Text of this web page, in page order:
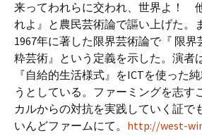
来ってわれらに交われ、世界よ！
れよ』と農民芸術論で謳い上げた。
1967年に著した限界芸術論で『 限
粋芸術』という定義を示した。演者
『自給的生活様式』をICTを使った
うとしている。ファーミングを志す
カルからの対抗を実践していく証で
いんどファームにて。 http://west-